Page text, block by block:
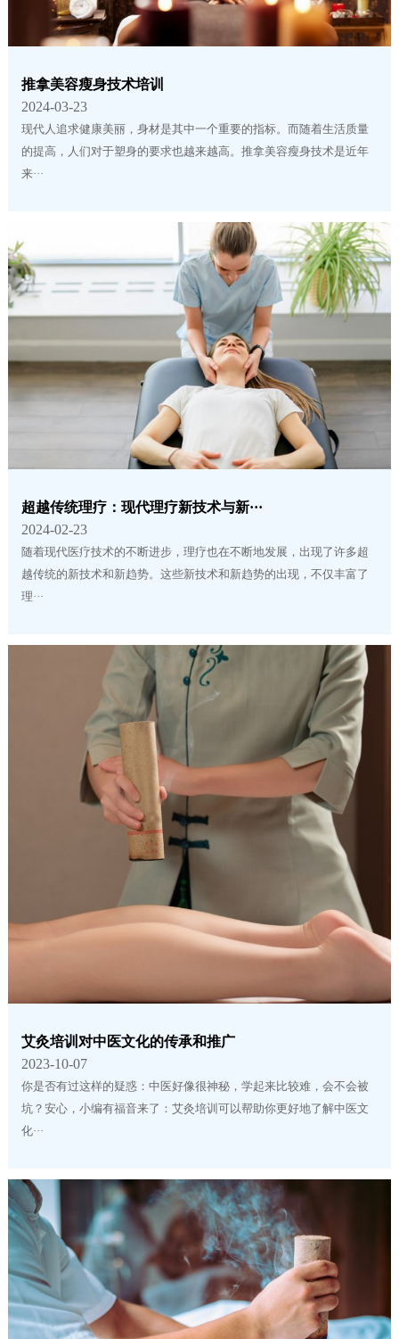
推拿美容瘦身技术培训
2024-03-23
现代人追求健康美丽，身材是其中一个重要的指标。而随着生活质量
的提高，人们对于塑身的要求也越来越高。推拿美容瘦身技术是近年
来···
超越传统理疗：现代理疗新技术与新···
2024-02-23
随着现代医疗技术的不断进步，理疗也在不断地发展，出现了许多超
越传统的新技术和新趋势。这些新技术和新趋势的出现，不仅丰富了
理···
艾灸培训对中医文化的传承和推广
2023-10-07
你是否有过这样的疑惑：中医好像很神秘，学起来比较难，会不会被
坑？安心，小编有福音来了：艾灸培训可以帮助你更好地了解中医文
化···